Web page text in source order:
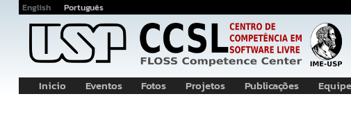
English Português
Navegação
Inicio Eventos Fotos Projetos Publicações Equipe